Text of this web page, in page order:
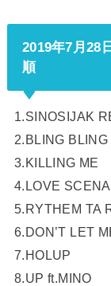
2019年7月28
順
1.SINOSIJAK
2.BLING BLING
3.KILLING ME
4.LOVE
5.RYTHEM TA
6.DON’T LET
7.HOLUP
8.UP ft.MINO